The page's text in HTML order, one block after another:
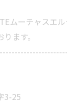
ムーチャスエ
ます。
3-25